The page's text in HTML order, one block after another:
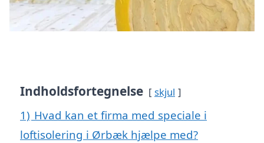
Indholdsfortegnelse skjul
1) Hvad kan et firma med speciale i
loftisolering i Ørbæk hjælpe med?